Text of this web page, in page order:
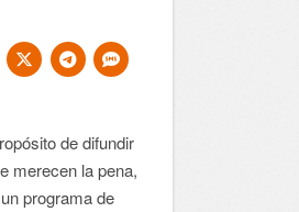
de difundir
merecen la pena,
programa de